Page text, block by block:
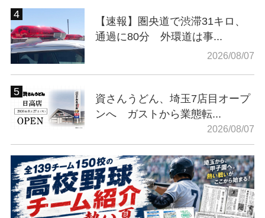
【速報】圏央道で渋滞31キロ、
通過に80分 外環道は事...
2026/08/07
資さんうどん、埼玉7店目オープ
ンへ ガストから業態転...
2026/08/07